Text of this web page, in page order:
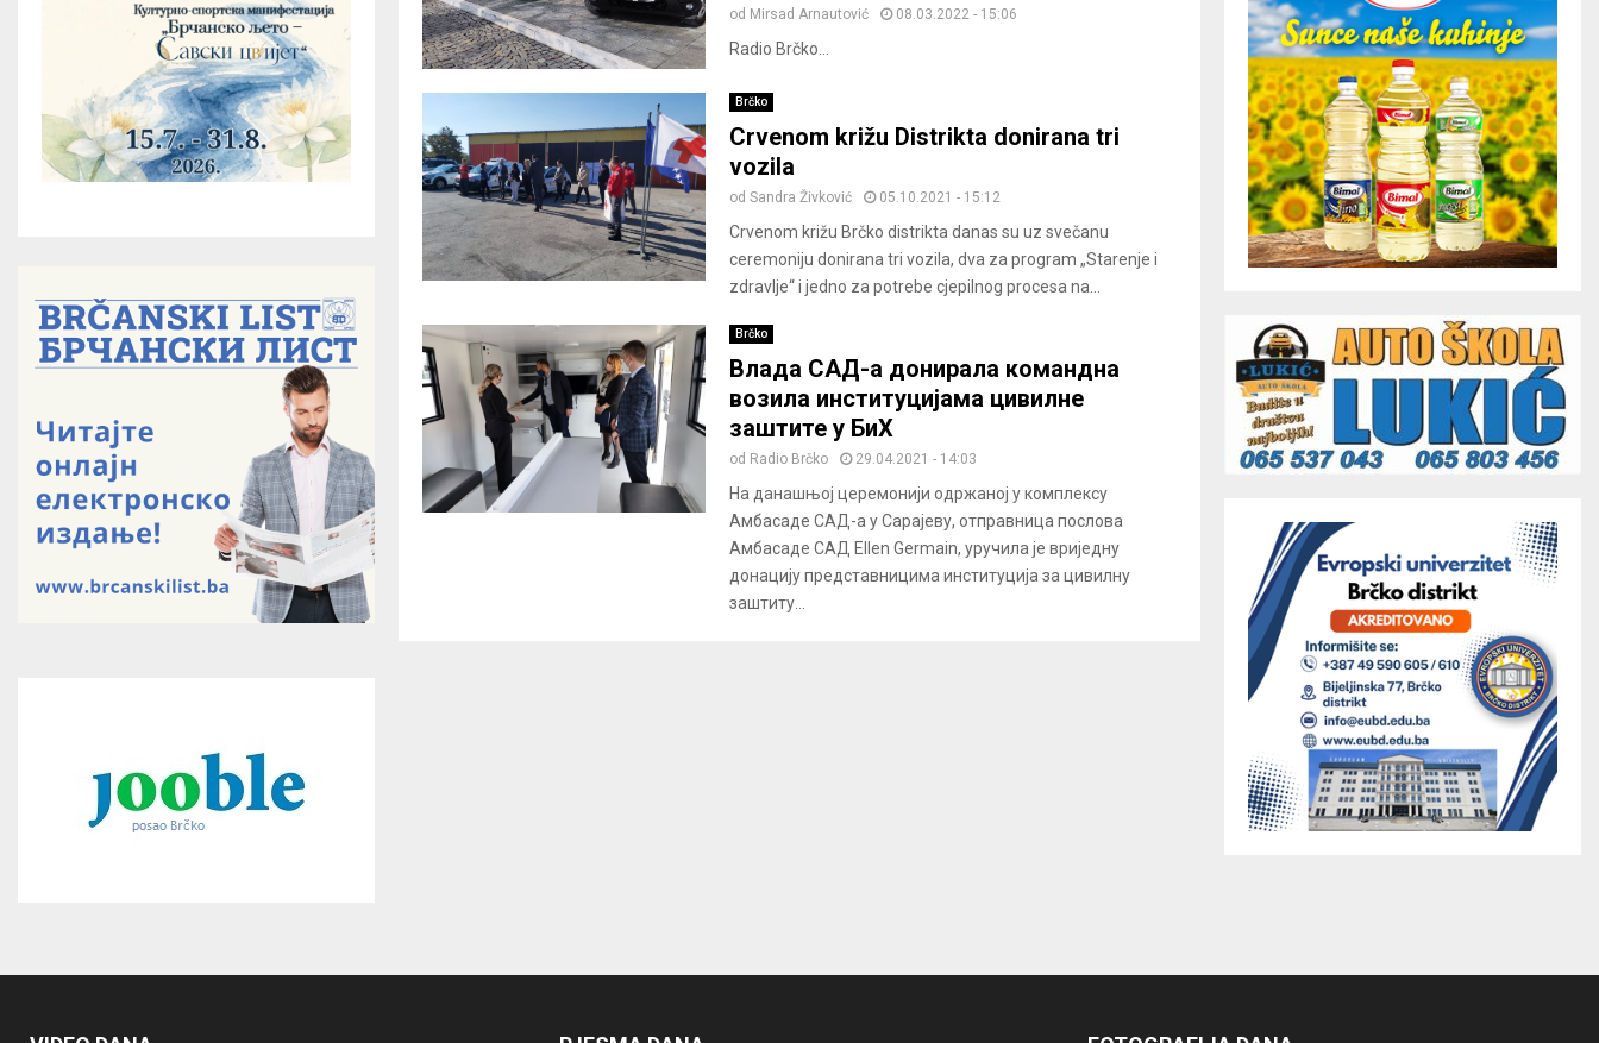
od Mirsad Arnautović 08.03.2022 - 15:06
Radio Brčko...
Brčko
Crvenom križu Distrikta donirana tri
vozila
od Sandra Živković 05.10.2021 - 15:12
Crvenom križu Brčko distrikta danas su uz svečanu
ceremoniju donirana tri vozila, dva za program „Starenje i
zdravlje“ i jedno za potrebe cjepilnog procesa na...
Brčko
Влада САД-а донирала командна
возила институцијама цивилне
заштите у БиХ
od Radio Brčko 29.04.2021 - 14:03
На данашњој церемонији одржаној у комплексу
Амбасаде САД-а у Сарајеву, отправница послова
Амбасаде САД Ellen Germain, уручила је вриједну
донацију представницима институција за цивилну
заштиту...